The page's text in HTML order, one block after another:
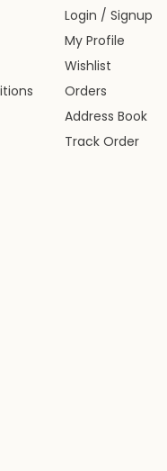
Login / Signup
My Profile
Wishlist
Orders
Address Book
Track Order